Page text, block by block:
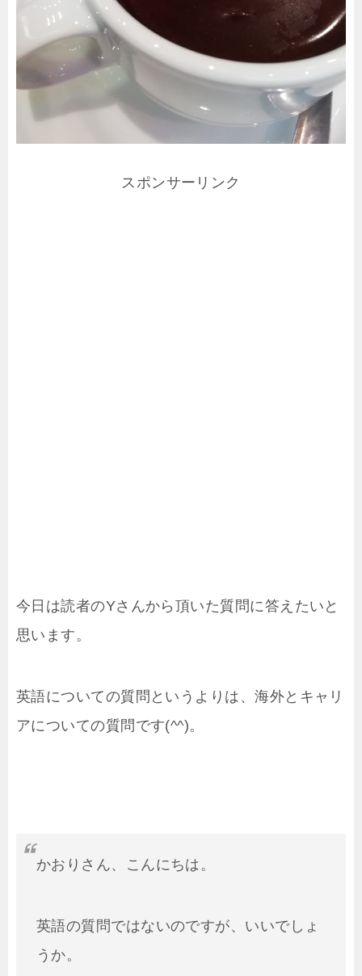
スポンサーリンク
今日は読者のYさんから頂いた質問に答えたいと
思います。
英語についての質問というよりは、海外とキャリ
アについての質問です(^^)。
かおりさん、こんにちは。
英語の質問ではないのですが、いいでしょ
うか。